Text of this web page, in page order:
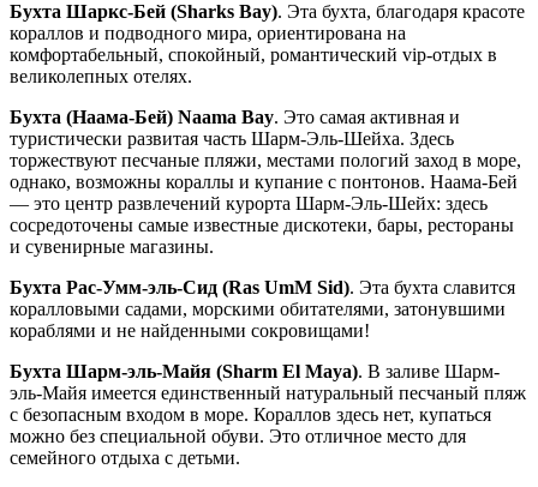
Бухта Шаркс-Бей (Sharks Bay). Эта бухта, благодаря красоте
кораллов и подводного мира, ориентирована на
комфортабельный, спокойный, романтический vip-отдых в
великолепных отелях.
Бухта (Наама-Бей) Naama Bay. Это самая активная и
туристически развитая часть Шарм-Эль-Шейха. Здесь
торжествуют песчаные пляжи, местами пологий заход в море,
однако, возможны кораллы и купание с понтонов. Наама-Бей
— это центр развлечений курорта Шарм-Эль-Шейх: здесь
сосредоточены самые известные дискотеки, бары, рестораны
и сувенирные магазины.
Бухта Рас-Умм-эль-Сид (Ras UmM Sid). Эта бухта славится
коралловыми садами, морскими обитателями, затонувшими
кораблями и не найденными сокровищами!
Бухта Шарм-эль-Майя (Sharm El Maya). В заливе Шарм-
эль-Майя имеется единственный натуральный песчаный пляж
с безопасным входом в море. Кораллов здесь нет, купаться
можно без специальной обуви. Это отличное место для
семейного отдыха с детьми.